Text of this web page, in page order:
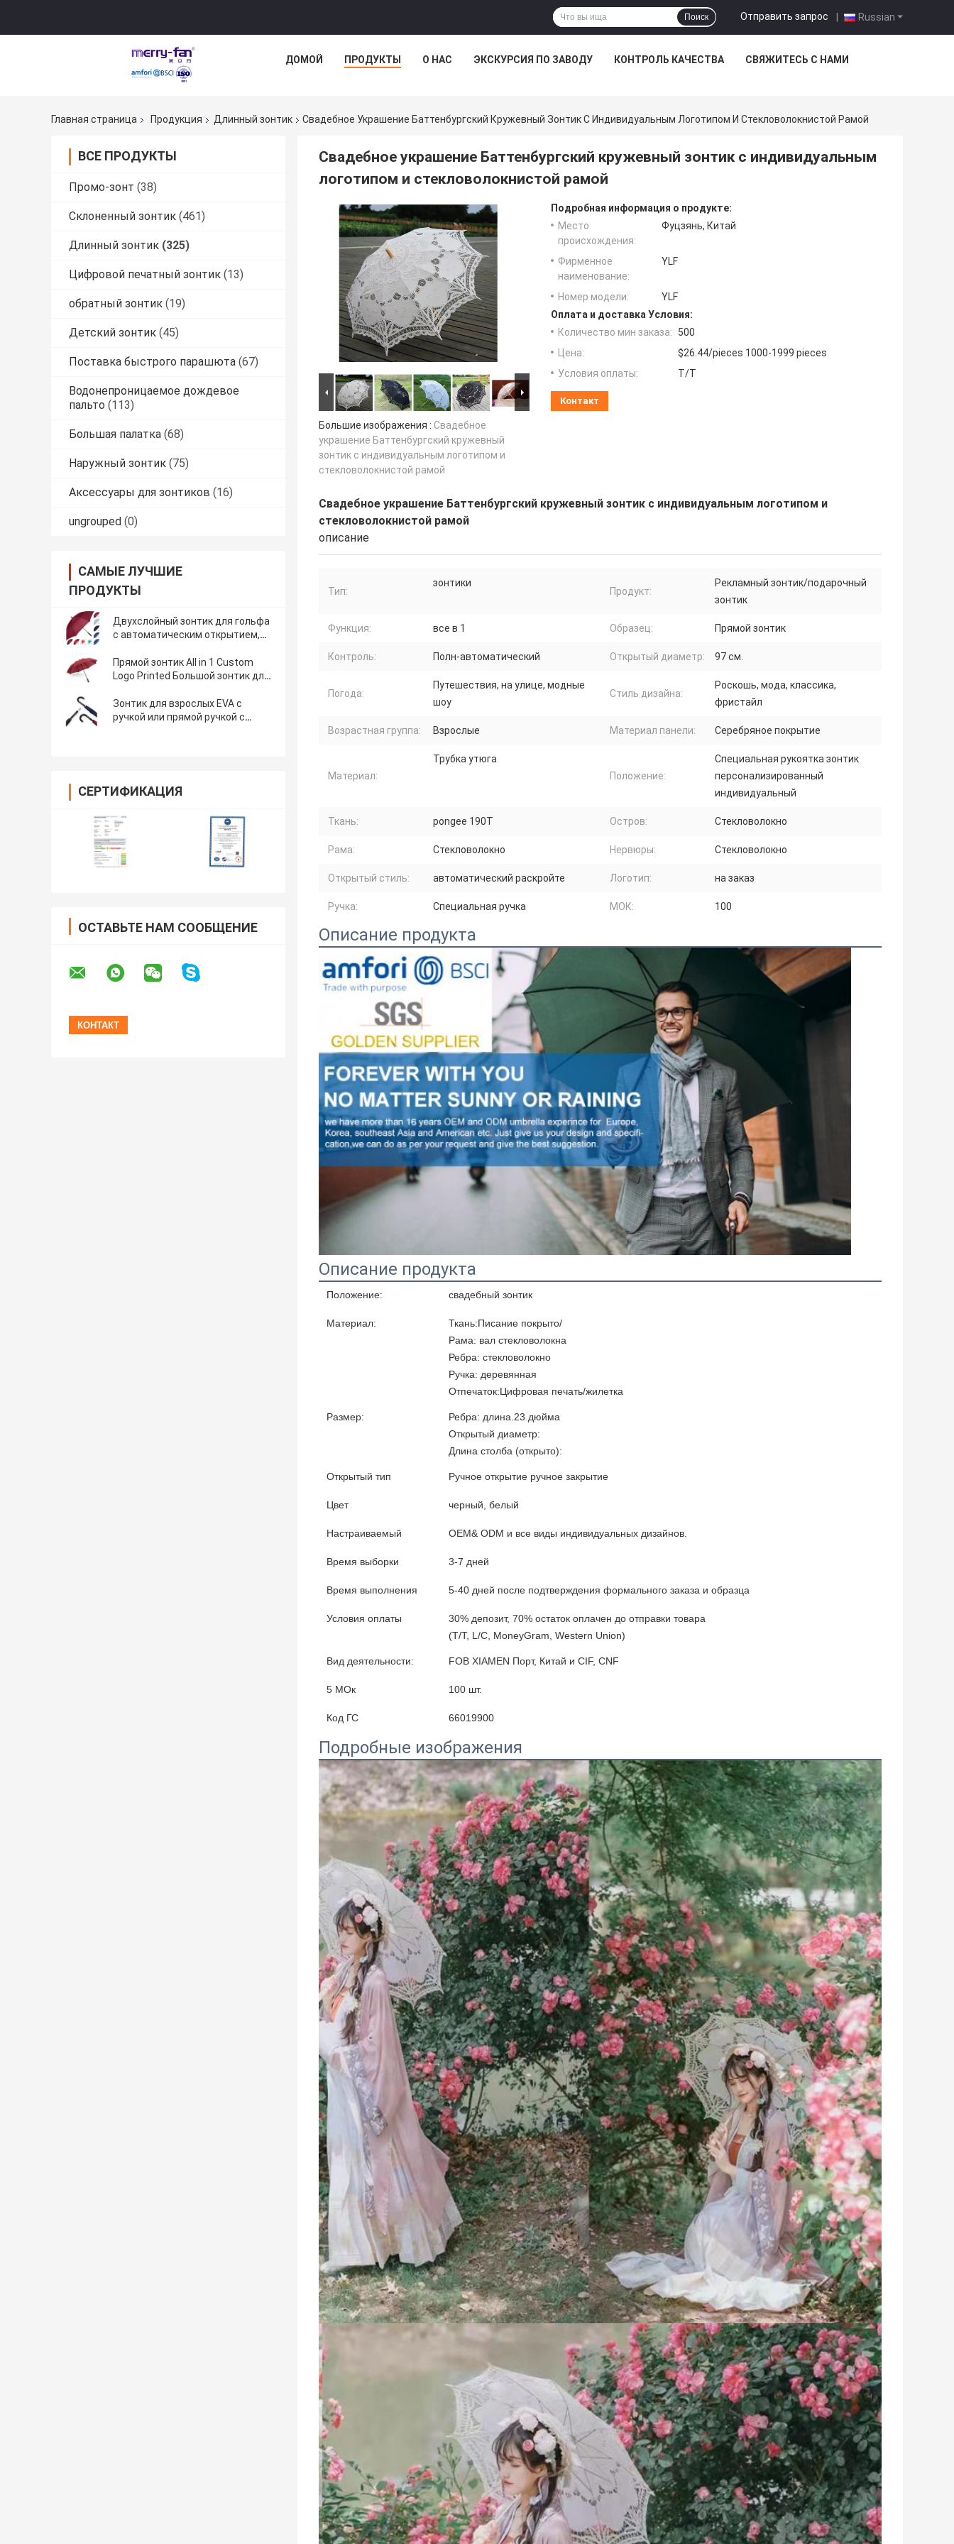
Оставьте сообщение
Мы скоро тебе перезвоним!
Russian
Отправить запрос |
Поиск
ДОМОЙ ПРОДУКТЫ О НАС ЭКСКУРСИЯ ПО ЗАВОДУ КОНТРОЛЬ КАЧЕСТВА СВЯЖИТЕСЬ С НАМИ
Главная страница Продукция Длинный зонтик Свадебное Украшение Баттенбургский Кружевный Зонтик С Индивидуальным Логотипом И Стекловолокнистой Рамой
ВСЕ ПРОДУКТЫ
Промо-зонт (38)
Склоненный зонтик (461)
Длинный зонтик (325)
Цифровой печатный зонтик (13)
обратный зонтик (19)
Детский зонтик (45)
Поставка быстрого парашюта (67)
Водонепроницаемое дождевое
пальто (113)
Большая палатка (68)
Наружный зонтик (75)
Аксессуары для зонтиков (16)
ungrouped (0)
САМЫЕ ЛУЧШИЕ
ПРОДУКТЫ
Двухслойный зонтик для гольфа
с автоматическим открытием,
персонализированной печатью
шаблонов
Прямой зонтик All in 1 Custom
Logo Printed Большой зонтик для
Зонтик для взрослых EVA с
ручкой или прямой ручкой с
СЕРТИФИКАЦИЯ
ОСТАВЬТЕ НАМ СООБЩЕНИЕ
Свадебное украшение Баттенбургский кружевный зонтик с индивидуальным
логотипом и стекловолокнистой рамой
Большие изображения : Свадебное
украшение Баттенбургский кружевный
зонтик с индивидуальным логотипом и
стекловолокнистой рамой
Подробная информация о продукте:
Место
происхождения:
Фуцзянь, Китай
Фирменное
наименование:
YLF
Номер модели:
YLF
Оплата и доставка Условия:
Количество мин заказа:
500
Цена:
$26.44/pieces 1000-1999 pieces
Условия оплаты:
T/T
Контакт
Свадебное украшение Баттенбургский кружевный зонтик с индивидуальным логотипом и
стекловолокнистой рамой
описание
Тип:
зонтики
Продукт:
Рекламный зонтик/подарочный
зонтик
Функция: все в 1 Образец: Прямой зонтик
Контроль: Полн-автоматический Открытый диаметр: 97 см.
Погода:
Путешествия, на улице, модные
шоу
Стиль дизайна:
Роскошь, мода, классика,
фристайл
Возрастная группа: Взрослые Материал панели: Серебряное покрытие
Материал:
Трубка утюга
Положение:
Специальная рукоятка зонтик
персонализированный
индивидуальный
Ткань: pongee 190T Остров: Стекловолокно
Рама: Стекловолокно Нервюры: Стекловолокно
Открытый стиль: автоматический раскройте Логотип: на заказ
Ручка: Специальная ручка МОК: 100
Описание продукта
Описание продукта
Положение: свадебный зонтик
Материал:
Ткань:Писание покрыто/
Рама: вал стекловолокна
Ребра: стекловолокно
Ручка: деревянная
Отпечаток:Цифровая печать/жилетка
Размер:
Ребра: длина.23 дюйма
Открытый диаметр:
Длина столба (открыто):
Открытый тип Ручное открытие ручное закрытие
Цвет черный, белый
Настраиваемый OEM& ODM и все виды индивидуальных дизайнов.
Время выборки 3-7 дней
Время выполнения 5-40 дней после подтверждения формального заказа и образца
Условия оплаты
30% депозит, 70% остаток оплачен до отправки товара
(T/T, L/C, MoneyGram, Western Union)
Вид деятельности: FOB XIAMEN Порт, Китай и CIF, CNF
5 МОк 100 шт.
Код ГС 66019900
Подробные изображения